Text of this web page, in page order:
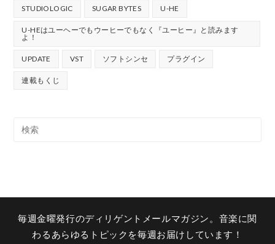
STUDIOLOGIC SUGAR BYTES U-HE
U-HEはユーヘーでもウーヒーでもなく『ユーヒー』と読みます
よ！
UPDATE VST ソフトシンセ プラグイン
連載もくじ
毎週金曜発行のディリゲントメールマガジン。音楽に関
わるあらゆるトピックを毎週お届けしています！